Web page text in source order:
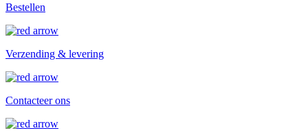
Bestellen
Verzending & levering
Contacteer ons